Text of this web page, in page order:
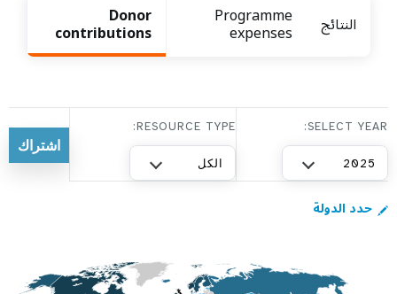
t
o
n
النتائج Programme
expenses
Donor
contributions
SELECT YEAR:
2025
RESOURCE TYPE:
الكل
حدد الدولة